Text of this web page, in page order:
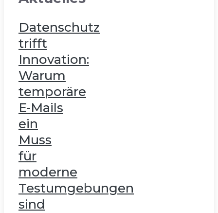
Datenschutz
trifft
Innovation:
Warum
temporäre
E-Mails
ein
Muss
für
moderne
Testumgebungen
sind